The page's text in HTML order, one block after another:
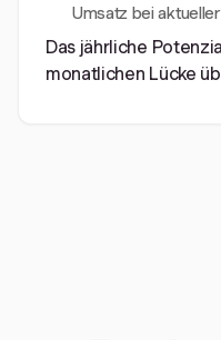
Umsatz bei
Das jährliche
monatlichen Lücke